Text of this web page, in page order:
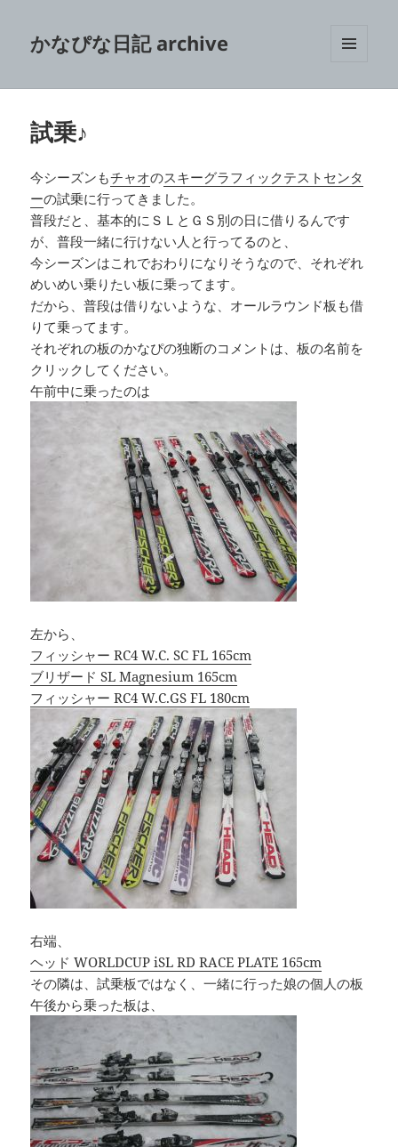
かなぴな日記 archive
ーとウ
試乗♪
今シーズンもチャオのスキーグラフィックテストセンタ
ーの試乗に行ってきました。
普段だと、基本的にＳＬとＧＳ別の日に借りるんです
が、普段一緒に行けない人と行ってるのと、
今シーズンはこれでおわりになりそうなので、それぞれ
めいめい乗りたい板に乗ってます。
だから、普段は借りないような、オールラウンド板も借
りて乗ってます。
それぞれの板のかなぴの独断のコメントは、板の名前を
クリックしてください。
午前中に乗ったのは
左から、
フィッシャー RC4 W.C. SC FL 165cm
ブリザード SL Magnesium 165cm
フィッシャー RC4 W.C.GS FL 180cm
右端、
ヘッド WORLDCUP iSL RD RACE PLATE 165cm
その隣は、試乗板ではなく、一緒に行った娘の個人の板
午後から乗った板は、